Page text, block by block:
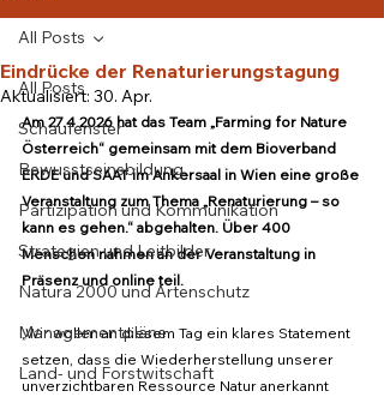
All Posts
Schaufenster
Bewusstseinsbildung
Partizipation und Kommunikation
Strategien und Leitbilder
Natura 2000 und Artenschutz
Managementpläne
Land- und Forstwitschaft
All Posts
Eindrücke der Renaturierungstagung
Aktualisiert: 30. Apr.
Am 27.4.2026 hat das Team „Farming for Nature
Österreich“ gemeinsam mit dem Bioverband
ERDE und SAAT im Ankersaal in Wien eine große
Veranstaltung zum Thema „Renaturierung – so
kann es gehen.“ abgehalten. Über 400
Menschen nahmen an der Veranstaltung in
Präsenz und online teil.
„Wir wollen an diesem Tag ein klares Statement
setzen, dass die Wiederherstellung unserer
unverzichtbaren Ressource Natur anerkannt